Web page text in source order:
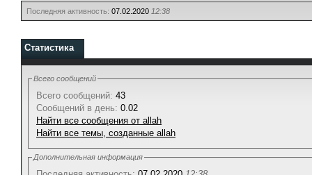
Последняя активность: 07.02.2020 12:38
Статистика
Всего сообщений
Всего сообщений: 43
Сообщений в день: 0.02
Найти все сообщения от allah
Найти все темы, созданные allah
Дополнительная информация